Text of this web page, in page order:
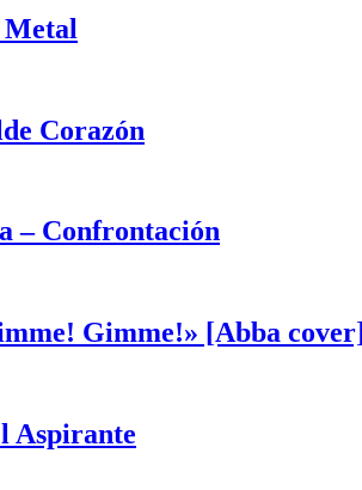
Metal
Corazón
– Confrontación
Gimme!» [Abba cover]
Aspirante